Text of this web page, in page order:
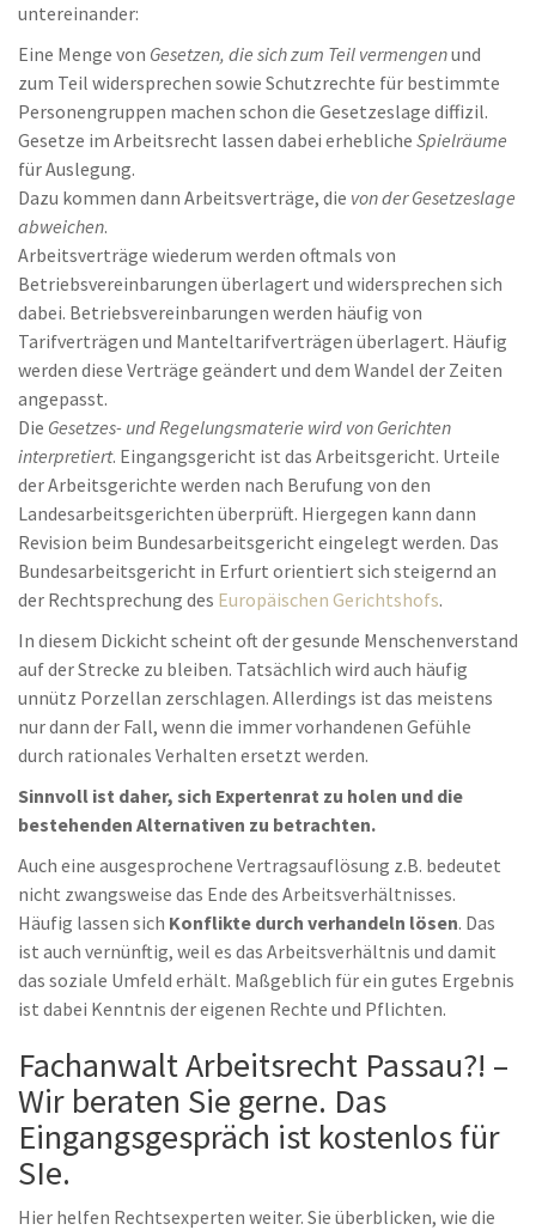
untereinander:
Eine Menge von Gesetzen, die sich zum Teil vermengenund
zum Teil widersprechen sowie Schutzrechte für bestimmte
Personengruppen machen schon die Gesetzeslage diffizil.
Gesetze im Arbeitsrecht lassen dabei erhebliche Spielräume
für Auslegung.
Dazu kommen dann Arbeitsverträge, die von der Gesetzeslage
abweichen.
Arbeitsverträge wiederum werden oftmals von
Betriebsvereinbarungen überlagert und widersprechen sich
dabei. Betriebsvereinbarungen werden häufig von
Tarifverträgen und Manteltarifverträgen überlagert. Häufig
werden diese Verträge geändert und dem Wandel der Zeiten
angepasst.
Die Gesetzes- und Regelungsmaterie wird von Gerichten
interpretiert. Eingangsgericht ist das Arbeitsgericht. Urteile
der Arbeitsgerichte werden nach Berufung von den
Landesarbeitsgerichten überprüft. Hiergegen kann dann
Revision beim Bundesarbeitsgericht eingelegt werden. Das
Bundesarbeitsgericht in Erfurt orientiert sich steigernd an
der Rechtsprechung des Europäischen Gerichtshofs.
In diesem Dickicht scheint oft der gesunde Menschenverstand
auf der Strecke zu bleiben. Tatsächlich wird auch häufig
unnütz Porzellan zerschlagen. Allerdings ist das meistens
nur dann der Fall, wenn die immer vorhandenen Gefühle
durch rationales Verhalten ersetzt werden.
Sinnvoll ist daher, sich Expertenrat zu holen und die
bestehenden Alternativen zu betrachten.
Auch eine ausgesprochene Vertragsauflösung z.B. bedeutet
nicht zwangsweise das Ende des Arbeitsverhältnisses.
Häufig lassen sich Konflikte durch verhandeln lösen. Das
ist auch vernünftig, weil es das Arbeitsverhältnis und damit
das soziale Umfeld erhält. Maßgeblich für ein gutes Ergebnis
ist dabei Kenntnis der eigenen Rechte und Pflichten.
Fachanwalt Arbeitsrecht Passau?! –
Wir beraten Sie gerne. Das
Eingangsgespräch ist kostenlos für
SIe.
Hier helfen Rechtsexperten weiter. Sie überblicken, wie die